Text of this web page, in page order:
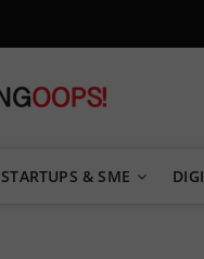
STARTUPS & SME